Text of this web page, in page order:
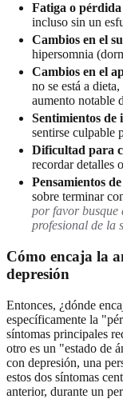
Fatiga o
incluso sin un
Cambios en el
hipersomnia
Cambios en el
no se está a
aumento notable
Sentimientos
sentirse culpable
Dificultad para
recordar detalles
Pensamientos
sobre terminar
por favor busque
profesional de la
Cómo encaja la
depresión
Entonces, ¿dónde
específicamente la
síntomas principales
otro es un "estado de
con depresión, una
estos dos síntomas
anterior, durante un